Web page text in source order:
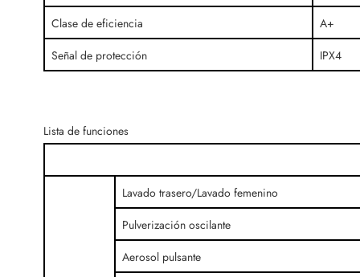
Clase de eficiencia
A+
Señal de protección
IPX4
Lista de funciones
Lavado trasero/Lavado femenino
Pulverización oscilante
Aerosol pulsante